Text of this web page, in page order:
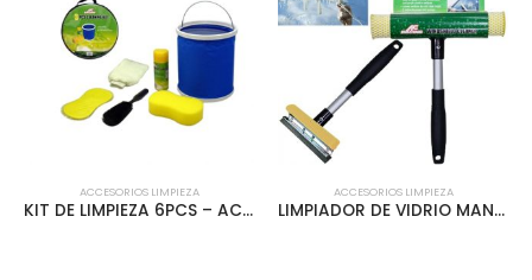
ACCESORIOS LIMPIEZA
KIT DE LIMPIEZA 6PCS – ACLEN-108
ACCESORIOS LIMPIEZA
LIMPIADOR DE VIDRIO MANGO ALUMINIO 8″ – ACLEN-102